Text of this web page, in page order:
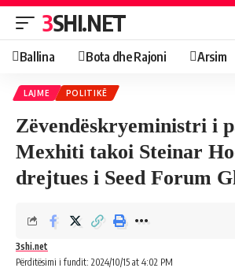
3SHI.NET
Ballina Bota dhe Rajoni Arsim
LAJME POLITIKË
Zëvendëskryeministri i
Mexhiti takoi Steinar
drejtues i Seed Forum
Përditësimi i fundit: 2024/10/15 at 4:02 PM
3shi.net